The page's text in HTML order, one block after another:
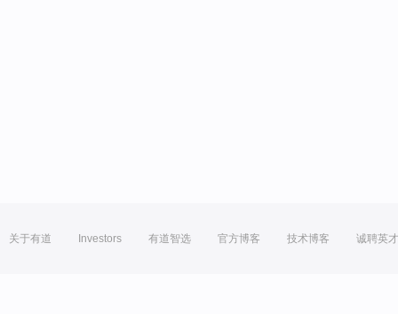
关于有道 Investors 有道智选 官方博客 技术博客 诚聘英才